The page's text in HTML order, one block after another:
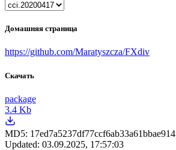
Домашняя страница
https://github.com/Maratyszcza/FXdiv
Скачать
package
3.4 Kb
MD5: 17ed7a5237df77ccf6ab33a61bbae914
Updated: 03.09.2025, 17:57:03